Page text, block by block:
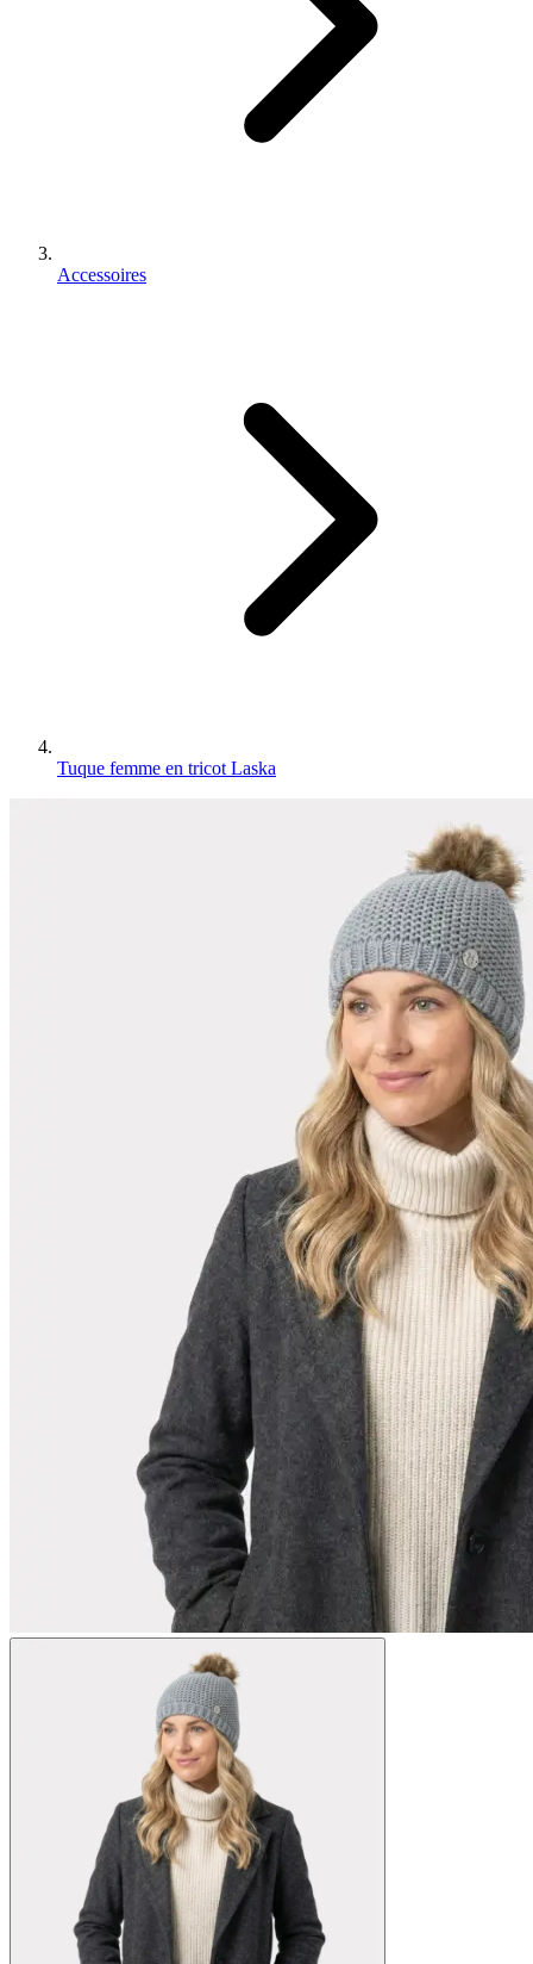
Accessoires
Tuque femme en tricot Laska